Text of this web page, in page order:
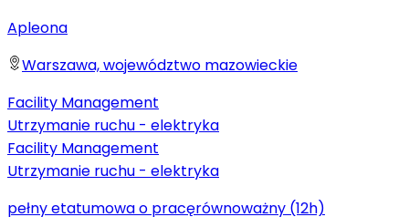
Apleona
Warszawa, województwo mazowieckie
Facility Management
Utrzymanie ruchu - elektryka
Facility Management
Utrzymanie ruchu - elektryka
pełny etatumowa o pracęrównoważny (12h)